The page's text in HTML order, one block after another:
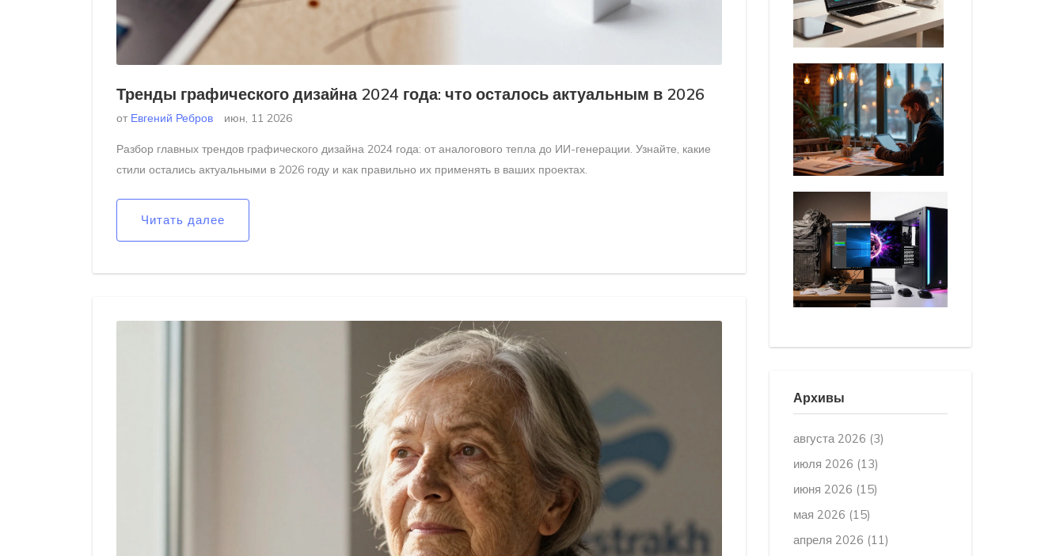
Тренды графического дизайна 2024 года: что осталось актуальным в 2026
от Евгений Ребров июн, 11 2026
Разбор главных трендов графического дизайна 2024 года: от аналогового тепла до ИИ-генерации. Узнайте, какие
стили остались актуальными в 2026 году и как правильно их применять в ваших проектах.
Читать далее
Архивы
августа 2026 (3)
июля 2026 (13)
июня 2026 (15)
мая 2026 (15)
апреля 2026 (11)